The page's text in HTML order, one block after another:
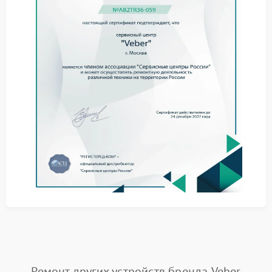
фокусировки и герметичность, цифровые бинокли
тестируются на работоспособность матрицы и
электронных модулей, а прицелы ночного видения
– на чувствительность и корректность отображения
изображения в темноте.
Проблемы с фокусировкой оптических
Неравномерная подсветка прицелов ночного
видения;
Падение точности лазерных дальномеров;
Каждое устройство требует индивидуальной
диагностики и настройки. Своевременный ремонт
сохраняет функциональность и продлевает срок
службы приборов, позволяя безопасно